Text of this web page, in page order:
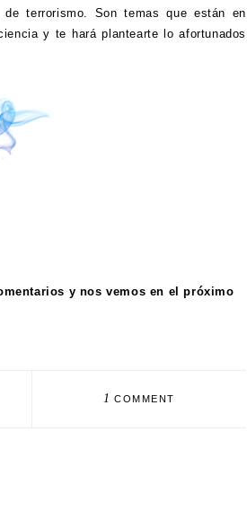
terrorismo. Son temas que están en
y te hará plantearte lo afortunados
y nos vemos en el próximo
1 COMMENT